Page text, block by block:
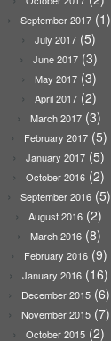
September 2017(1)
July 2017 (5)
June 2017 (3)
May 2017(3)
April 2017(2)
March 2017(3)
February 2017(5)
January 2017 (5)
October 2016 (2)
September 2016(5)
August 2016 (2)
March 2016(8)
February 2016(9)
January 2016 (16)
December 2015(6)
November 2015(7)
October 2015 (2)